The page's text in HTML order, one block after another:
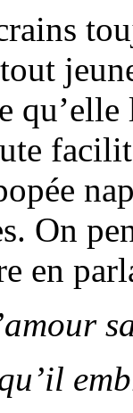
On
en